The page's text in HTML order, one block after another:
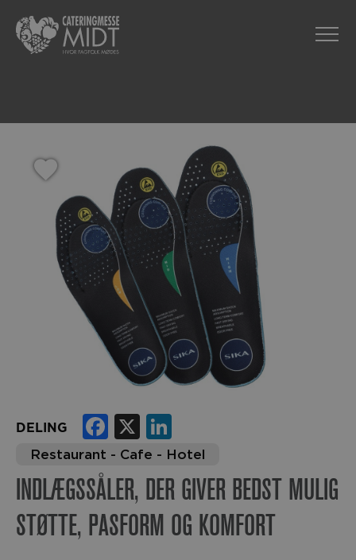
Restaurant - Cafe - Hotel
DELING Facebook
X
INDLÆGSSÅLER, DER GIVER BEDST MULIG
STØTTE, PASFORM OG KOMFORT